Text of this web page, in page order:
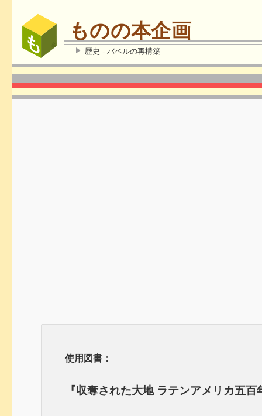
ものの本企画
歴史 - バベルの再構築
使用図書：
『収奪された大地 ラテンアメリカ五